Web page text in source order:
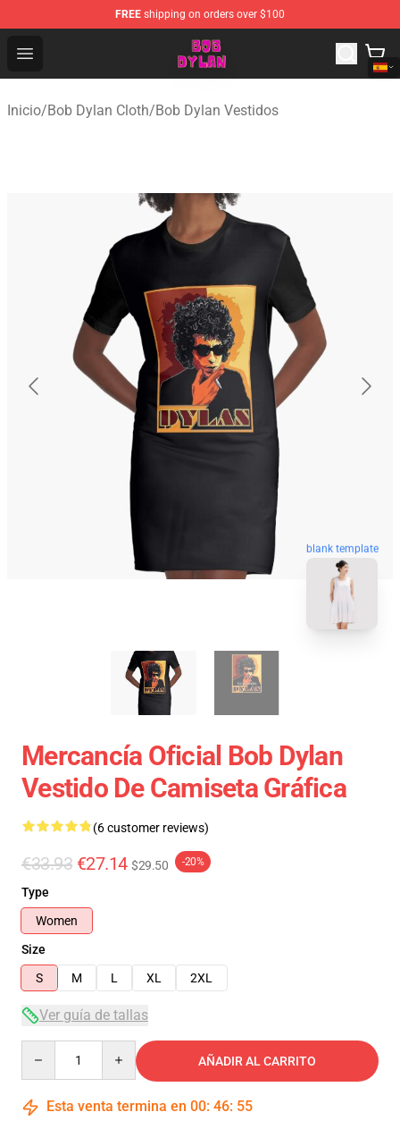
FREE shipping on orders over $100
Open menu
Bob Dylan Store - Official Bob Dylan Merchandise Shop
Inicio/Bob Dylan Cloth/Bob Dylan Vestidos
blank template
Mercancía Oficial Bob Dylan
Vestido De Camiseta Gráfica
(6 customer reviews)
€33.93 €27.14 $29.50 -20%
Type
Women
Size
S
M L XL 2XL
Ver guía de tallas
AÑADIR AL CARRITO
Esta venta termina en 00: 46: 54